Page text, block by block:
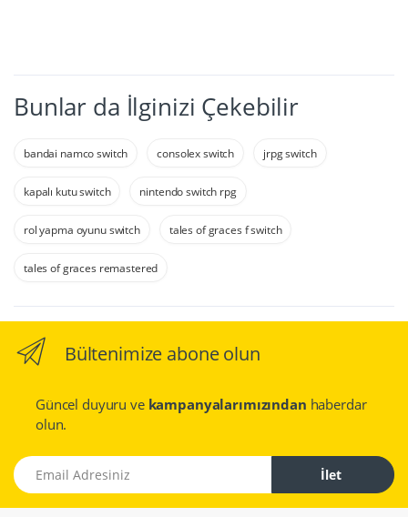
Bunlar da İlginizi Çekebilir
bandai namco switch consolex switch jrpg switch
kapalı kutu switch nintendo switch rpg
rol yapma oyunu switch tales of graces f switch
tales of graces remastered
Bültenimize abone olun
Güncel duyuru ve kampanyalarımızından haberdar
olun.
Email Adresiniz
İlet